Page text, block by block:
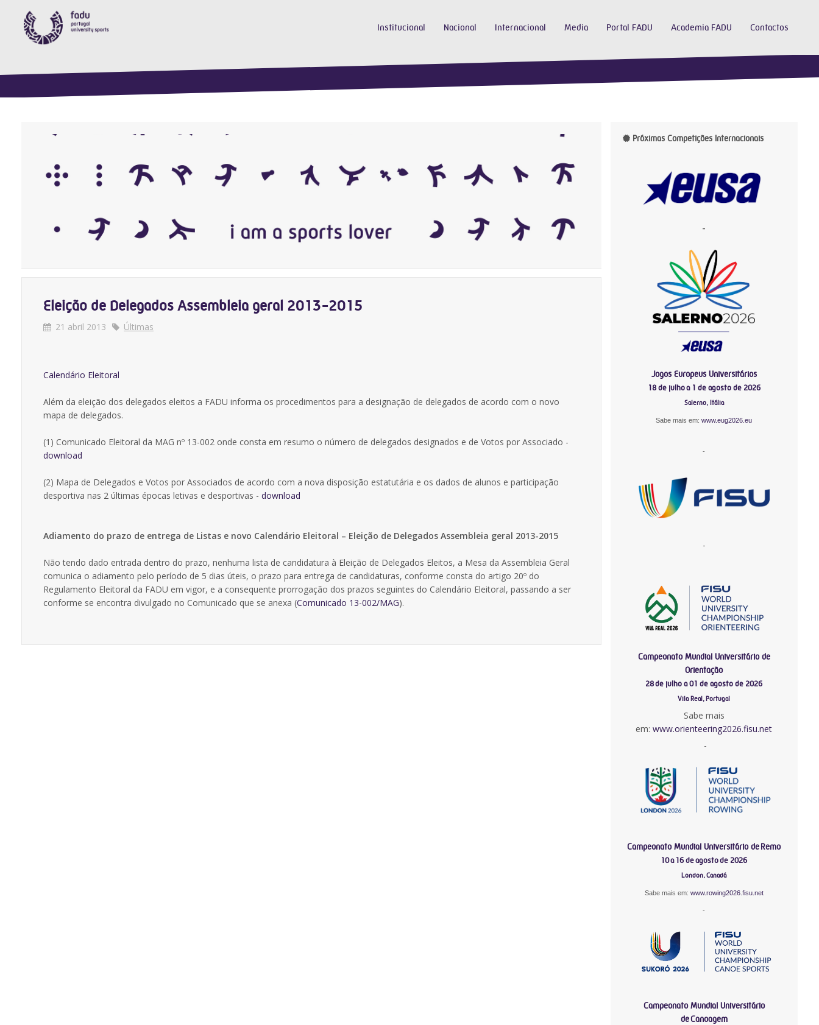
Institucional Nacional Internacional Media Portal FADU Academia FADU Contactos
Eleição de Delegados Assembleia geral 2013-2015
21 abril 2013 Últimas
Calendário Eleitoral
Além da eleição dos delegados eleitos a FADU informa os procedimentos para a designação de delegados de acordo com o novo
mapa de delegados.
(1) Comunicado Eleitoral da MAG nº 13-002 onde consta em resumo o número de delegados designados e de Votos por Associado -
download
(2) Mapa de Delegados e Votos por Associados de acordo com a nova disposição estatutária e os dados de alunos e participação
desportiva nas 2 últimas épocas letivas e desportivas - download
Adiamento do prazo de entrega de Listas e novo Calendário Eleitoral – Eleição de Delegados Assembleia geral 2013-2015
Não tendo dado entrada dentro do prazo, nenhuma lista de candidatura à Eleição de Delegados Eleitos, a Mesa da Assembleia Geral
comunica o adiamento pelo período de 5 dias úteis, o prazo para entrega de candidaturas, conforme consta do artigo 20º do
Regulamento Eleitoral da FADU em vigor, e a consequente prorrogação dos prazos seguintes do Calendário Eleitoral, passando a ser
conforme se encontra divulgado no Comunicado que se anexa (Comunicado 13-002/MAG).
Próximas Competições Internacionais
-
Jogos Europeus Universitários
18 de julho a 1 de agosto de 2026
Salerno, Itália
Sabe mais em:www.eug2026.eu
-
-
Campeonato Mundial Universitário de
Orientação
28 de julho a 01 de agosto de 2026
Vila Real, Portugal
Sabe mais
em:www.orienteering2026.fisu.net
-
Campeonato Mundial Universitário de Remo
10 a 16 de agosto de 2026
London, Canadá
Sabe mais em: www.rowing2026.fisu.net
-
Campeonato Mundial Universitário
de Canoagem